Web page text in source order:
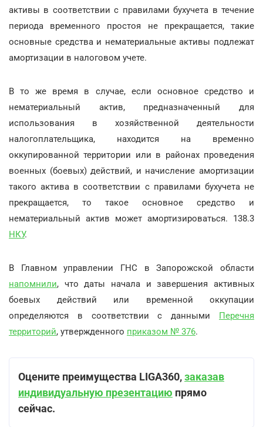
активы в соответствии с правилами бухучета в течение
периода временного простоя не прекращается, такие
основные средства и нематериальные активы подлежат
амортизации в налоговом учете.
В то же время в случае, если основное средство и
нематериальный актив, предназначенный для
использования в хозяйственной деятельности
налогоплательщика, находится на временно
оккупированной территории или в районах проведения
военных (боевых) действий, и начисление амортизации
такого актива в соответствии с правилами бухучета не
прекращается, то такое основное средство и
нематериальный актив может амортизироваться. 138.3
НКУ.
В Главном управлении ГНС в Запорожской области
напомнили, что даты начала и завершения активных
боевых действий или временной оккупации
определяются в соответствии с данными Перечня
территорий, утвержденного приказом № 376.
Оцените преимущества LIGA360,заказав
индивидуальную презентацию прямо
сейчас.